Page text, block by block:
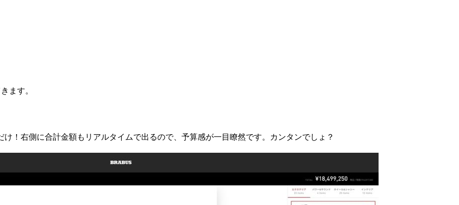
ます。
！右側に合計金額もリアルタイムで出るので、予算感が一目瞭然です。カンタンでしょ？